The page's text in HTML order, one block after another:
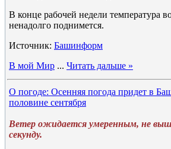
В конце рабочей недели температура
ненадолго поднимется.
Источник: Башинформ
В мой Мир ... Читать дальше »
О погоде: Осенняя погода придет в
половине сентября
Ветер ожидается умеренным, не
секунду.